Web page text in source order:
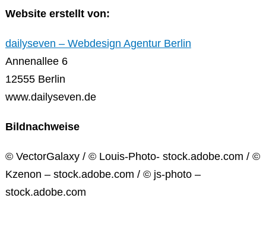
Website erstellt von:
dailyseven – Webdesign Agentur Berlin
Annenallee 6
12555 Berlin
www.dailyseven.de
Bildnachweise
© VectorGalaxy / © Louis-Photo- stock.adobe.com / ©
Kzenon – stock.adobe.com / © js-photo –
stock.adobe.com